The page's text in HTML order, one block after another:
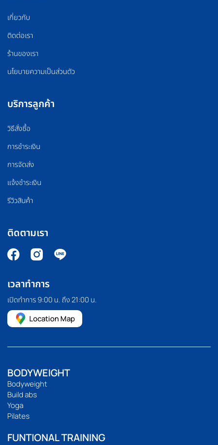
เกี่ยวกับ
ติดต่อเรา
ร้านของเรา
นโยบายความเป็นส่วนตัว
บริการลูกค้า
วิธีสั่งซื้อ
การชำระเงิน
การจัดส่ง
แจ้งชำระเงิน
รีวิวสินค้า
ติดตามเรา
เวลาทำการ
เปิดทำการ 9:00 น. ถึง 21:00 น.
Location Map
BODYWEIGHT
Bodyweight
Build abs
Yoga
Pilates
FUNTIONAL TRAINING